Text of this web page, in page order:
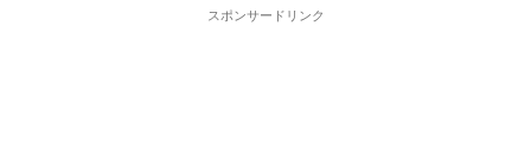
スポンサードリンク